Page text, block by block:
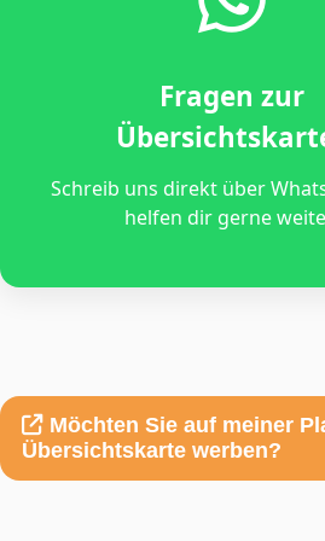
Fragen zur
Schreib uns direkt über
helfen dir gerne
Möchten Sie auf meiner
Übersichtskarte werben?